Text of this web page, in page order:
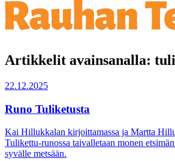
Artikkelit avainsanalla:
22.12.2025
Runo Tuliketusta
Kai Hillukkalan kirjoittamassa ja Martta
Tulikettu-runossa taivalletaan monen
syvälle metsään.